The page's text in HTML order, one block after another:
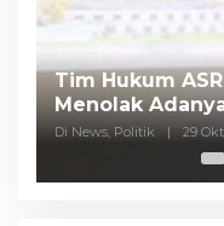
Tim Hukum
Menolak
Pasar Murah
Di News, Politik | 29